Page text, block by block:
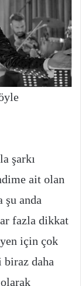
şarkı
ait olan
şu anda
fazla dikkat
için çok
biraz daha